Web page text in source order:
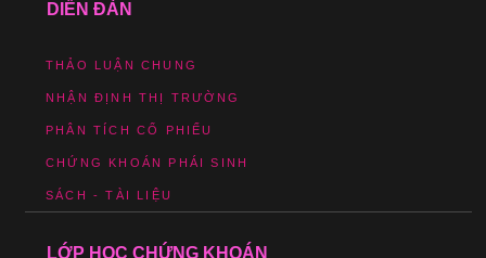
DIỄN ĐÀN
THẢO LUẬN CHUNG
NHẬN ĐỊNH THỊ TRƯỜNG
PHÂN TÍCH CỔ PHIẾU
CHỨNG KHOÁN PHÁI SINH
SÁCH - TÀI LIỆU
LỚP HỌC CHỨNG KHOÁN